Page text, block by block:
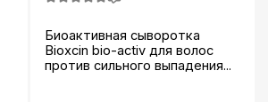
Биоактивная сыворотка
Bioxcin bio-activ для волос
против сильного выпадения...